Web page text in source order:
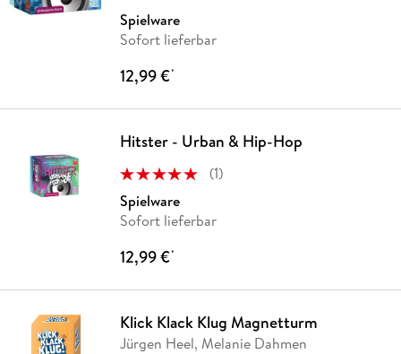
Spielware
Sofort lieferbar
12,99 €*
Hitster - Urban & Hip-Hop
(1)
Spielware
Sofort lieferbar
12,99 €*
Klick Klack Klug Magnetturm
Jürgen Heel, Melanie Dahmen